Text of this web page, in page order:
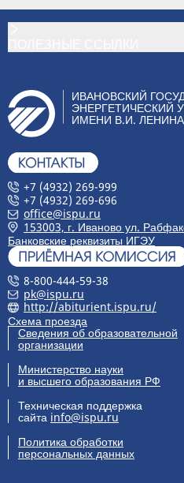
ИВАНОВСКИЙ
ЭНЕРГЕТИЧЕСКИЙ
ИМЕНИ В.И. ЛЕНИНА
+7 (4932) 269-999
+7 (4932) 269-696
office@ispu.ru
153003, г. Иваново ул.
Банковские реквизиты ИГЭУ
8-800-444-59-38
pk@ispu.ru
http://abiturient.ispu.ru/
Схема проезда
Сведения об образовательной
организации
Министерство науки
и высшего образования РФ
Техническая поддержка
сайта info@ispu.ru
Политика обработки
персональных данных